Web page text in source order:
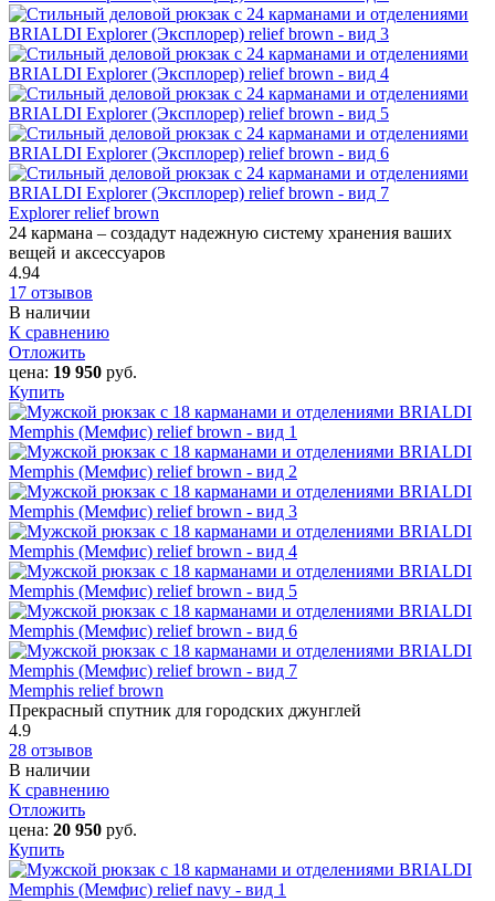
Explorer relief brown
24 кармана – создадут надежную систему хранения ваших
вещей и аксессуаров
4.94
17 отзывов
В наличии
К сравнению
Отложить
цена: 19 950 руб.
Купить
Memphis relief brown
Прекрасный спутник для городских джунглей
4.9
28 отзывов
В наличии
К сравнению
Отложить
цена: 20 950 руб.
Купить